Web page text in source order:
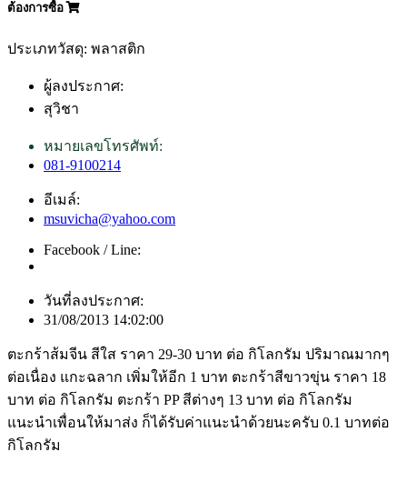
ต้องการซื้อ
ประเภทวัสดุ: พลาสติก
ผู้ลงประกาศ:
สุวิชา
หมายเลขโทรศัพท์:
081-9100214
อีเมล์:
msuvicha@yahoo.com
Facebook / Line:
วันที่ลงประกาศ:
31/08/2013 14:02:00
ตะกร้าส้มจีน สีใส ราคา 29-30 บาท ต่อ กิโลกรัม ปริมาณมากๆ
ต่อเนื่อง แกะฉลาก เพิ่มให้อีก 1 บาท ตะกร้าสีขาวขุ่น ราคา 18
บาท ต่อ กิโลกรัม ตะกร้า PP สีต่างๆ 13 บาท ต่อ กิโลกรัม
แนะนำเพื่อนให้มาส่ง ก็ได้รับค่าแนะนำด้วยนะครับ 0.1 บาทต่อ
กิโลกรัม